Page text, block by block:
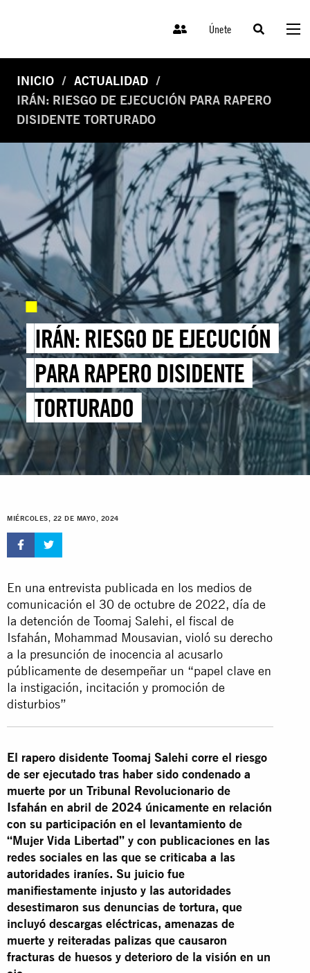
Únete
INICIO
ACTUALIDAD
IRÁN: RIESGO DE EJECUCIÓN PARA RAPERO
DISIDENTE TORTURADO
IRÁN: RIESGO DE EJECUCIÓN
PARA RAPERO DISIDENTE
TORTURADO
MIÉRCOLES, 22 DE MAYO, 2024
En una entrevista publicada en los medios de
comunicación el 30 de octubre de 2022, día de
la detención de Toomaj Salehi, el fiscal de
Isfahán, Mohammad Mousavian, violó su derecho
a la presunción de inocencia al acusarlo
públicamente de desempeñar un “papel clave en
la instigación, incitación y promoción de
disturbios”
El rapero disidente Toomaj Salehi corre el riesgo
de ser ejecutado tras haber sido condenado a
muerte por un Tribunal Revolucionario de
Isfahán en abril de 2024 únicamente en relación
con su participación en el levantamiento de
“Mujer Vida Libertad” y con publicaciones en las
redes sociales en las que se criticaba a las
autoridades iraníes. Su juicio fue
manifiestamente injusto y las autoridades
desestimaron sus denuncias de tortura, que
incluyó descargas eléctricas, amenazas de
muerte y reiteradas palizas que causaron
fracturas de huesos y deterioro de la visión en un